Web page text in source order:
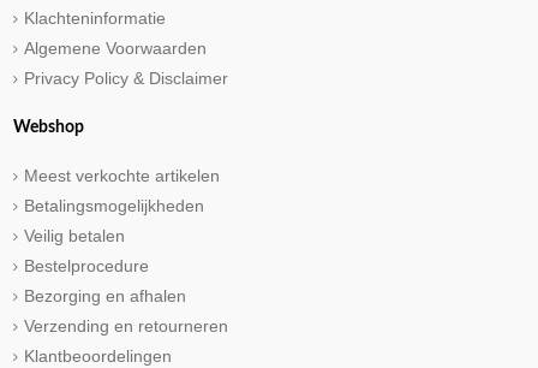
Klachteninformatie
Algemene Voorwaarden
Privacy Policy & Disclaimer
Webshop
Meest verkochte artikelen
Betalingsmogelijkheden
Veilig betalen
Bestelprocedure
Bezorging en afhalen
Verzending en retourneren
Klantbeoordelingen